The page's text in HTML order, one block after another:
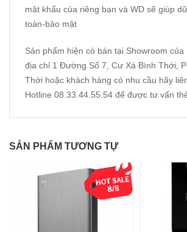
mật khẩu của riêng bạn và WD sẽ giúp
toàn-bảo mật
Sản phẩm hiện có bán tại Showroom của
địa chỉ 1 Đường Số 7, Cư Xá Bình Thới,
Thới hoặc khách hàng có nhu cầu hãy
Hotline 08.33.44.55.54 để được tư vấn
SẢN PHẨM TƯƠNG TỰ